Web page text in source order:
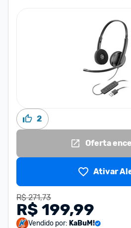
2
Oferta
Ativar
R$ 271,73
R$ 199,99
Vendido por: KaBuM!